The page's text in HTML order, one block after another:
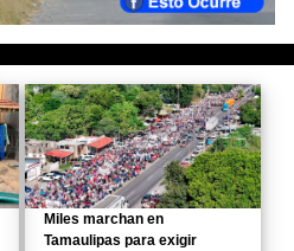
Miles marchan en
Tamaulipas para exigir